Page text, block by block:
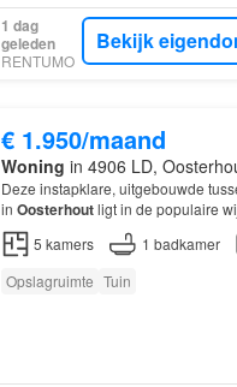
1 dag
geleden
RENTUMO
Bekijk
€ 1.950/maand
Woning in 4906 LD,
Deze instapklare, uitgebouwde
in Oosterhoutligt in de populaire
5 kamers 1 badkamer
Opslagruimte Tuin